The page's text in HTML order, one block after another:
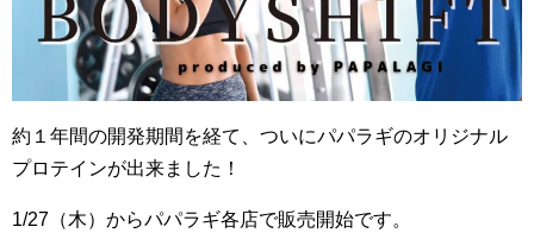
約１年間の開発期間を経て、ついにパパラギのオリジナル
プロテインが出来ました！
1/27（木）からパパラギ各店で販売開始です。